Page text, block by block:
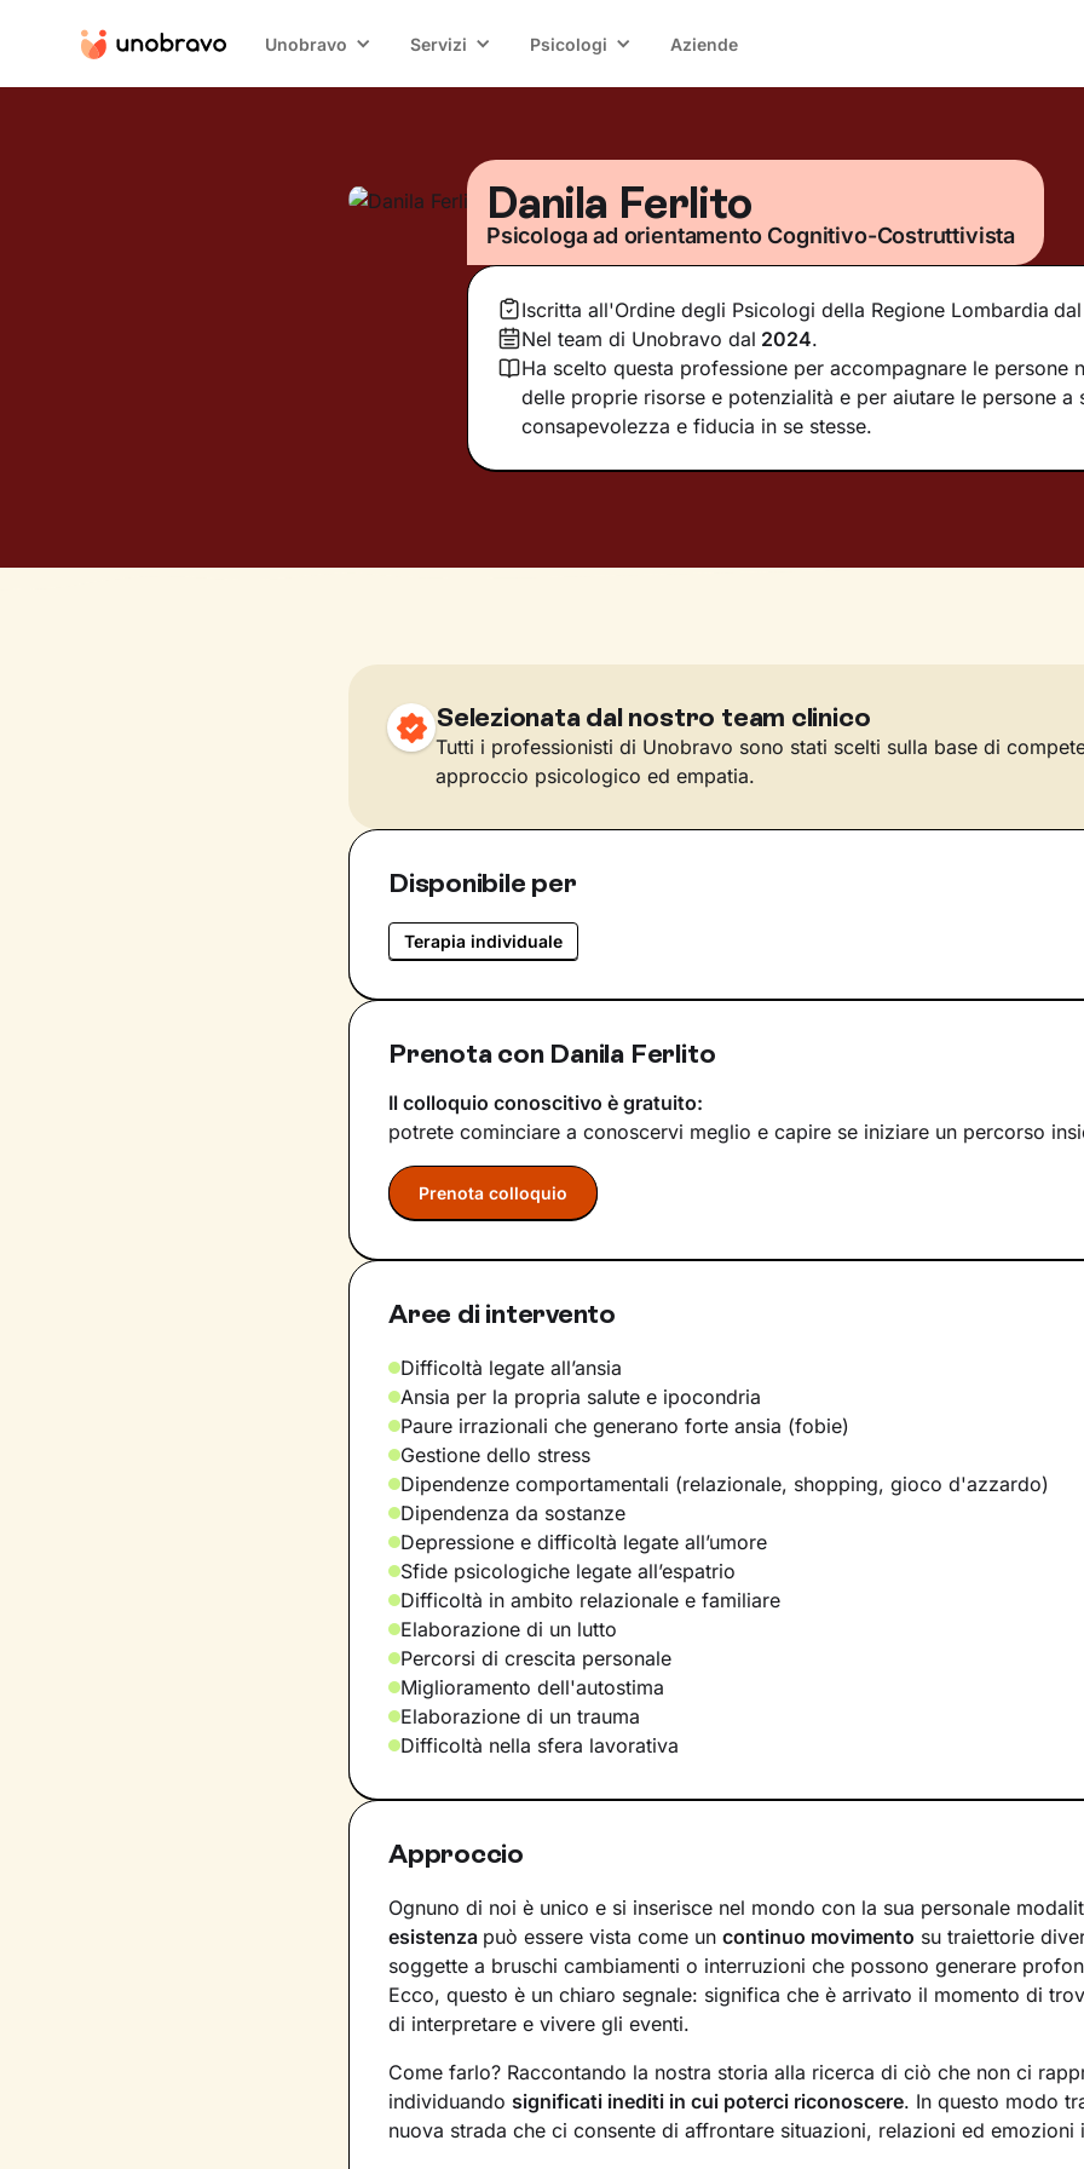
Unobravo Servizi Psicologi Aziende
Danila Ferlito
Psicologa ad orientamento Cognitivo-Costruttivista
Iscritta all'Ordine degli Psicologi della Regione Lombardia dal
Nel team di Unobravo dal 2024.
Ha scelto questa professione per accompagnare le persone
delle proprie risorse e potenzialità e per aiutare le persone a
consapevolezza e fiducia in se stesse.
Selezionata dal nostro team clinico
Tutti i professionisti di Unobravo sono stati scelti sulla base di
approccio psicologico ed empatia.
Disponibile per
Terapia individuale
Prenota con Danila Ferlito
Il colloquio conoscitivo è gratuito:
potrete cominciare a conoscervi meglio e capire se iniziare un percorso
Prenota colloquio
Aree di intervento
Difficoltà legate all’ansia
Ansia per la propria salute e ipocondria
Paure irrazionali che generano forte ansia (fobie)
Gestione dello stress
Dipendenze comportamentali (relazionale, shopping, gioco d'azzardo)
Dipendenza da sostanze
Depressione e difficoltà legate all’umore
Sfide psicologiche legate all’espatrio
Difficoltà in ambito relazionale e familiare
Elaborazione di un lutto
Percorsi di crescita personale
Miglioramento dell'autostima
Elaborazione di un trauma
Difficoltà nella sfera lavorativa
Approccio
Ognuno di noi è unico e si inserisce nel mondo con la sua personale
esistenza può essere vista come un continuo movimento su traiettorie
soggette a bruschi cambiamenti o interruzioni che possono generare
Ecco, questo è un chiaro segnale: significa che è arrivato il momento di
di interpretare e vivere gli eventi.
Come farlo? Raccontando la nostra storia alla ricerca di ciò che non ci
individuando significati inediti in cui poterci riconoscere. In questo modo
nuova strada che ci consente di affrontare situazioni, relazioni ed emozioni